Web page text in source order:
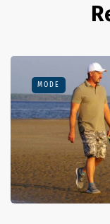
MODE